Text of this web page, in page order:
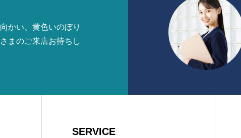
かい、黄色いのぼり
まのご来店お待ちし
SERVICE